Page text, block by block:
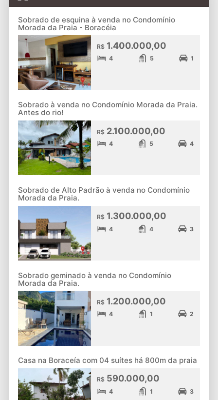
Sobrado de esquina à venda no Condomínio
Morada da Praia - Boracéia
R$1.400.000,00
4 5 1
Sobrado à venda no Condomínio Morada da Praia.
Antes do rio!
R$2.100.000,00
4 5 4
Sobrado de Alto Padrão à venda no Condomínio
Morada da Praia.
R$1.300.000,00
4 4 3
Sobrado geminado à venda no Condomínio
Morada da Praia.
R$1.200.000,00
4 1 2
Casa na Boraceía com 04 suítes há 800m da praia
R$590.000,00
4 1 3